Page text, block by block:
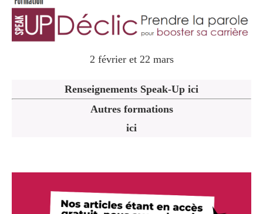
2 février et 22 mars
Renseignements Speak-Up ici
Autres formations
ici